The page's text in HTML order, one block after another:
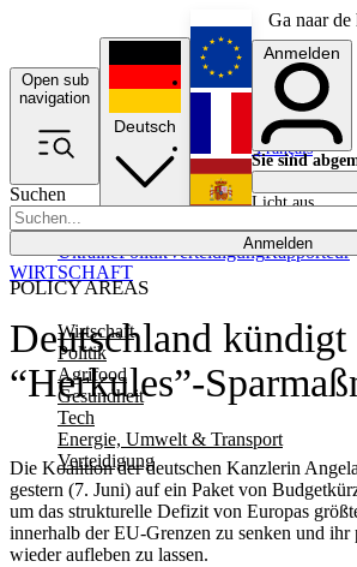
Ga naar
Open sub
navigation
Suchen
Anmelden
POLICY AREAS
Wirtschaft
Politik
Agrifood
Gesundheit
Tech
Energie, Umwelt & Transport
Verteidigung
UkrainePolitikVerteidigungRapporteur
Deutsch
English
Français
Anmelden
Sie sind
Licht aus
Deutschland kündigt
“Herkules”-
Die Koalition der deutschen Kanzlerin
gestern (7. Juni) auf ein Paket von
um das strukturelle Defizit von Europas
innerhalb der EU-Grenzen zu senken und ihr
wieder aufleben zu lassen.
WIRTSCHAFT